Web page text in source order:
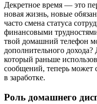
Декретное время — это
новая жизнь, новые
часто смена статуса
финансовыми
твой домашний телефон
дополнительного дохода?
который раньше
сообщений, теперь
в заработке.
Роль домашнего